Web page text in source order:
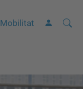
Mobilitat Cerca
C